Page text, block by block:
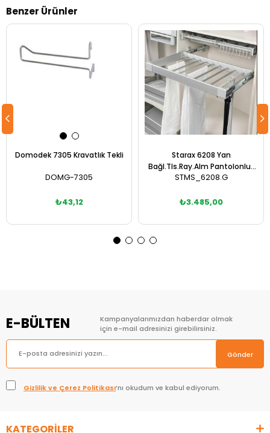
Benzer Ürünler
Domodek 7305 Kravatlık Tekli
DOMG-7305
₺43,12
Starax 6208 Yan
Bağl.Tls.Ray.Alm Pantolonluk
90 cm
STMS_6208.G
₺3.485,00
E-BÜLTEN
Kampanyalarımızdan haberdar olmak
için e-mail adresinizi girebilirsiniz.
Gönder
Gizlilik ve Çerez Politikası’nı okudum ve kabul ediyorum.
KATEGORİLER